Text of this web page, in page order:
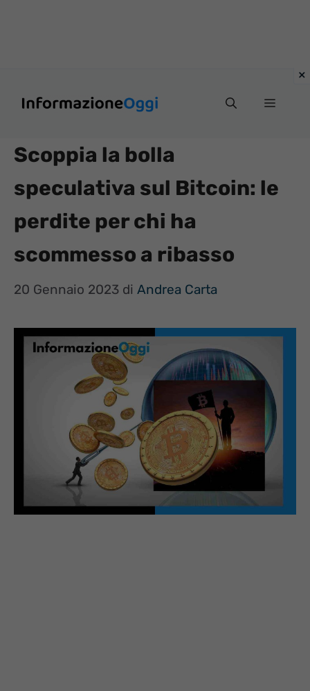
Menu
Scoppia la bolla
speculativa sul Bitcoin: le
perdite per chi ha
scommesso a ribasso
20 Gennaio 2023 di Andrea Carta